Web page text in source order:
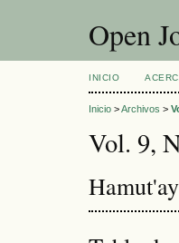
Open
INICIO
Inicio >Archivos >
Vol. 9,
Hamut'ay